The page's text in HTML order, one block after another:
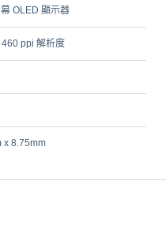
OLED 顯示器
ppi 解析度
x 8.75mm